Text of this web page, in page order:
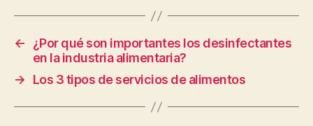
←
¿Por qué son importantes los desinfectantes
en la industria alimentaria?
→
Los 3 tipos de servicios de alimentos